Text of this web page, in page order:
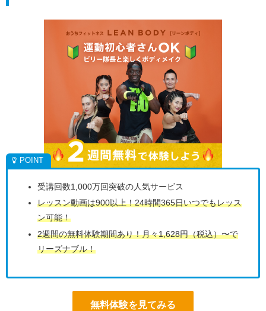
受講回数1,000万回突破の人気サービス
レッスン動画は900以上！24時間365日いつでもレッス
ン可能！
2週間の無料体験期間あり！月々1,628円（税込）〜で
リーズナブル！
無料体験を見てみる